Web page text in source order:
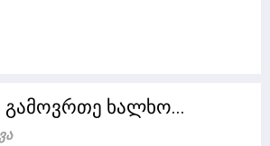
გამოვრთე ხალხო...